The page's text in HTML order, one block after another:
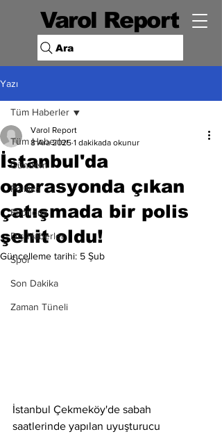
Varol Report
Ara
Yazı
Tüm Haberler
Gündem
Politika
Ekonomi
Dış Haberler
Spor
Son Dakika
Zaman Tüneli
Tüm Haberler
İstanbul'da
operasyonda çıkan
çatışmada bir polis
şehit oldu!
Varol Report
8 Ara 2025 1 dakikada okunur
Güncelleme tarihi: 5 Şub
İstanbul Çekmeköy'de sabah
saatlerinde yapılan uyuşturucu